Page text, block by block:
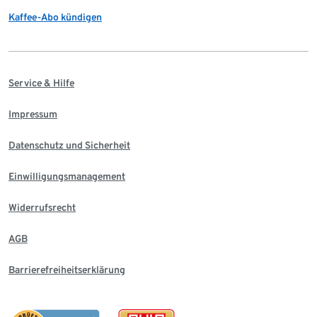
Kaffee-Abo kündigen
Service & Hilfe
Impressum
Datenschutz und Sicherheit
Einwilligungsmanagement
Widerrufsrecht
AGB
Barrierefreiheitserklärung